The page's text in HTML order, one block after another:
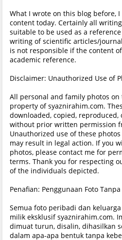
What I wrote on this blog before,
content today. Certainly all
suitable to be used as a
writing of scientific articles/
is not responsible if the content
academic reference.
Disclaimer: Unauthorized Use of
All personal and family photos
property of syaznirahim.com.
downloaded, copied, reproduced,
without prior written permission
Unauthorized use of these
may result in legal action. If you
photos, please contact me for
terms. Thank you for respecting
of the individuals depicted.
Penafian: Penggunaan Foto
Semua foto peribadi dan
milik eksklusif syaznirahim.com.
dimuat turun, disalin, dihasilkan
dalam apa-apa bentuk tanpa